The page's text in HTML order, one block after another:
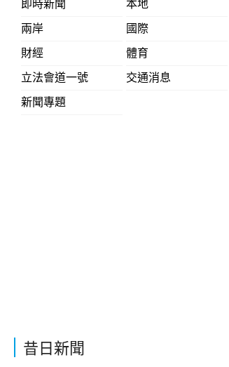
即時新聞
本地
兩岸
國際
財經
體育
立法會道一號
交通消息
新聞專題
昔日新聞